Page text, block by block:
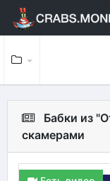
Бабки из
скамерами